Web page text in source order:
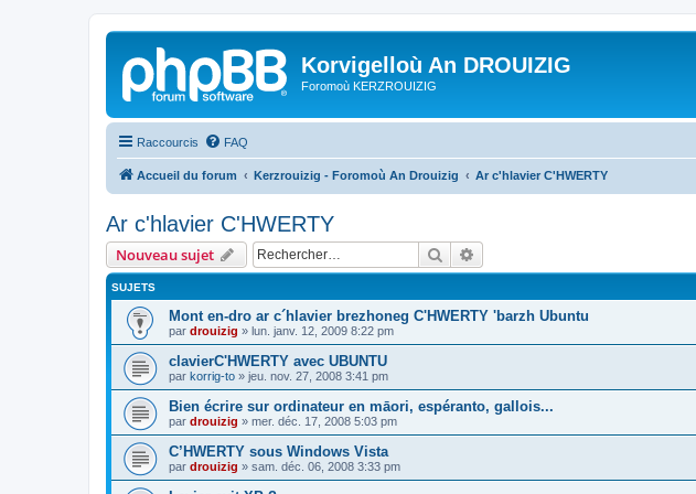
Korvigelloù An DROUIZIG
Foromoù KERZROUIZIG
Raccourcis FAQ
Accueil du forum Kerzrouizig - Foromoù An Drouizig Ar c'hlavier C'HWERTY
Ar c'hlavier C'HWERTY
Nouveau sujet Rechercher
SUJETS
Mont en-dro ar c´hlavier brezhoneg C'HWERTY 'barzh Ubuntu
par drouizig » lun. janv. 12, 2009 8:22 pm
clavierC'HWERTY avec UBUNTU
par korrig-to » jeu. nov. 27, 2008 3:41 pm
Bien écrire sur ordinateur en māori, espéranto, gallois...
par drouizig » mer. déc. 17, 2008 5:03 pm
C’HWERTY sous Windows Vista
par drouizig » sam. déc. 06, 2008 3:33 pm